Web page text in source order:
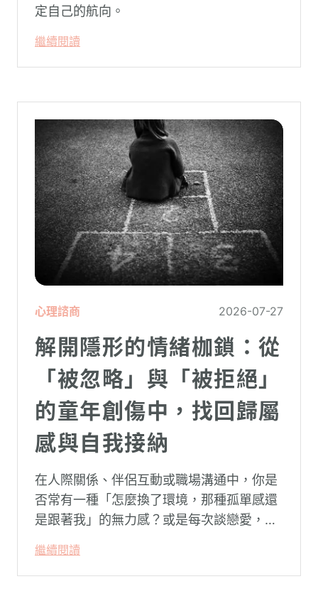
定自己的航向。
繼續閱讀
心理諮商 2026-07-27
解開隱形的情緒枷鎖：從
「被忽略」與「被拒絕」
的童年創傷中，找回歸屬
感與自我接納
在人際關係、伴侶互動或職場溝通中，你是
否常有一種「怎麼換了環境，那種孤單感還
是跟著我」的無力感？或是每次談戀愛，總
卻演變成兩敗俱傷？
繼續閱讀